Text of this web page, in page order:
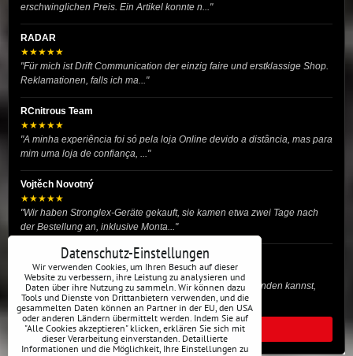
erschwinglichen Preis. Ein Artikel konnte n..."
RADAR
★★★★★
"Für mich ist Drift Communication der einzig faire und erstklassige Shop.
Reklamationen, falls ich ma..."
RCnitrous Team
★★★★★
"A minha experiência foi só pela loja Online devido a distância, mas para
mim uma loja de confiança, ..."
Vojtěch Novotný
★★★★★
"Wir haben Stronglex-Geräte gekauft, sie kamen etwa zwei Tage nach
der Bestellung an, inklusive Monta..."
josef helmich
★★★★★
"Hier gibt es viele Dinge, die du für dein Drift-Auto verwenden kannst,
egal ob Profi oder für die St..."
ALLE BEWERTUNGEN
Datenschutz-Einstellungen
Wir verwenden Cookies, um Ihren Besuch auf dieser
Website zu verbessern, ihre Leistung zu analysieren und
Daten über ihre Nutzung zu sammeln. Wir können dazu
Tools und Dienste von Drittanbietern verwenden, und die
gesammelten Daten können an Partner in der EU, den USA
oder anderen Ländern übermittelt werden. Indem Sie auf
"Alle Cookies akzeptieren" klicken, erklären Sie sich mit
dieser Verarbeitung einverstanden. Detaillierte
Informationen und die Möglichkeit, Ihre Einstellungen zu